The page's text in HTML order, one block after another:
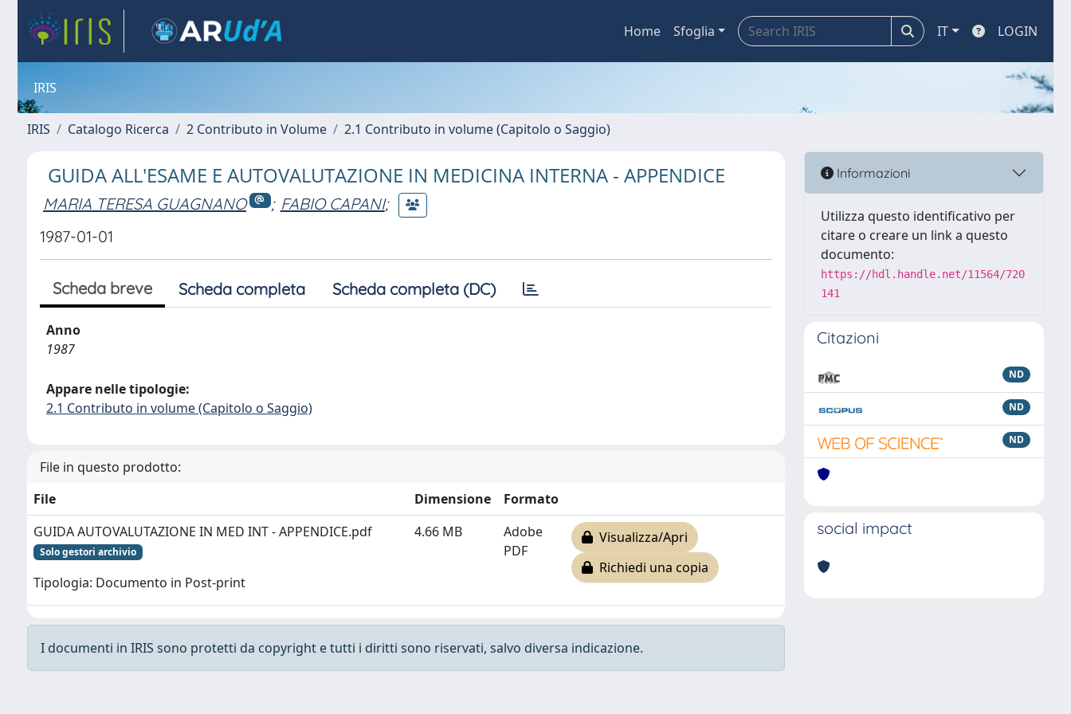
Home Sfoglia IT LOGIN
IRIS
IRIS Catalogo Ricerca 2 Contributo in Volume 2.1 Contributo in volume (Capitolo o Saggio)
GUIDA ALL'ESAME E AUTOVALUTAZIONE IN MEDICINA INTERNA - APPENDICE
MARIA TERESA GUAGNANO ; FABIO CAPANI;
1987-01-01
Scheda breve Scheda completa Scheda completa (DC)
Anno
1987
Appare nelle tipologie:
2.1 Contributo in volume (Capitolo o Saggio)
File in questo prodotto:
File
Dimensione
Formato
GUIDA AUTOVALUTAZIONE IN MED INT - APPENDICE.pdf
Solo gestori archivio
Tipologia: Documento in Post-print
4.66 MB
Adobe
PDF
Visualizza/Apri
Richiedi una copia
I documenti in IRIS sono protetti da copyright e tutti i diritti sono riservati, salvo diversa indicazione.
Informazioni
Utilizza questo identificativo per
citare o creare un link a questo
documento:
https://hdl.handle.net/11564/720
141
Citazioni
ND
ND
ND
social impact